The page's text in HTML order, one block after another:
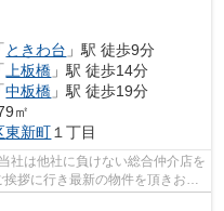
「 ときわ台 」駅 徒歩9分
「上板橋 」駅 徒歩14分
「中板橋 」駅 徒歩19分
㎡
東新町１丁目
社は他社に負けない総合仲介店を
拶に行き最新の物件を頂きお客